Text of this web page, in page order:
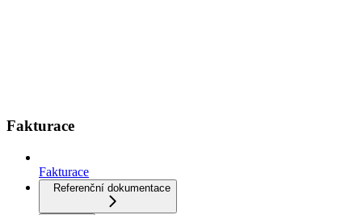
Fakturace
Fakturace
Referenční dokumentace